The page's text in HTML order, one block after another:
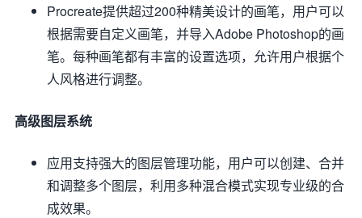
Procreate提供超过200种精美设计的画笔，用户可以
根据需要自定义画笔，并导入Adobe Photoshop的画
笔。每种画笔都有丰富的设置选项，允许用户根据个
人风格进行调整。
高级图层系统
应用支持强大的图层管理功能，用户可以创建、合并
和调整多个图层，利用多种混合模式实现专业级的合
成效果。